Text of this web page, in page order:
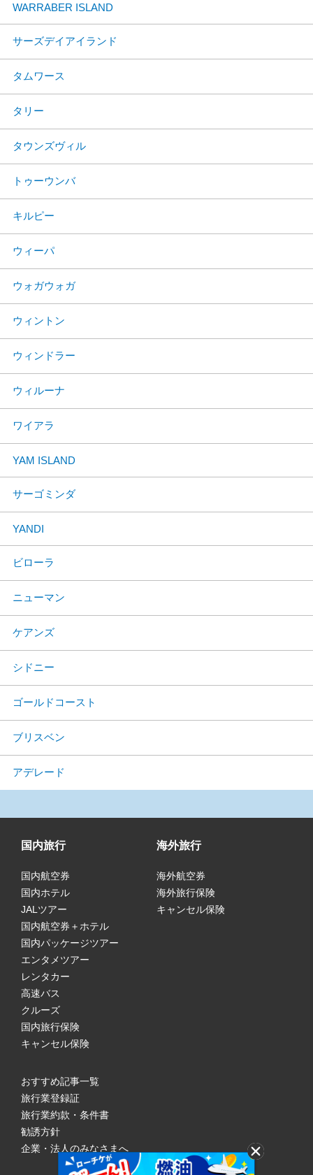
WARRABER ISLAND
サーズデイアイランド
タムワース
タリー
タウンズヴィル
トゥーウンバ
キルピー
ウィーパ
ウォガウォガ
ウィントン
ウィンドラー
ウィルーナ
ワイアラ
YAM ISLAND
サーゴミンダ
YANDI
ビローラ
ニューマン
ケアンズ
シドニー
ゴールドコースト
ブリスベン
アデレード
国内旅行
国内航空券
国内ホテル
JALツアー
国内航空券＋ホテル
国内パッケージツアー
エンタメツアー
レンタカー
高速バス
クルーズ
国内旅行保険
キャンセル保険
海外旅行
海外航空券
海外旅行保険
キャンセル保険
おすすめ記事一覧
旅行業登録証
旅行業約款・条件書
勧誘方針
企業・法人のみなさまへ